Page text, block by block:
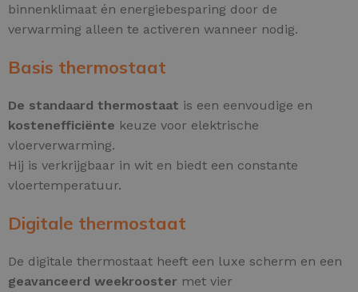
binnenklimaat én energiebesparing door de
verwarming alleen te activeren wanneer nodig.
Basis thermostaat
De standaard thermostaat is een eenvoudige en
kostenefficiënte keuze voor elektrische
vloerverwarming.
Hij is verkrijgbaar in wit en biedt een constante
vloertemperatuur.
Digitale thermostaat
De digitale thermostaat heeft een luxe scherm en een
geavanceerd weekrooster met vier